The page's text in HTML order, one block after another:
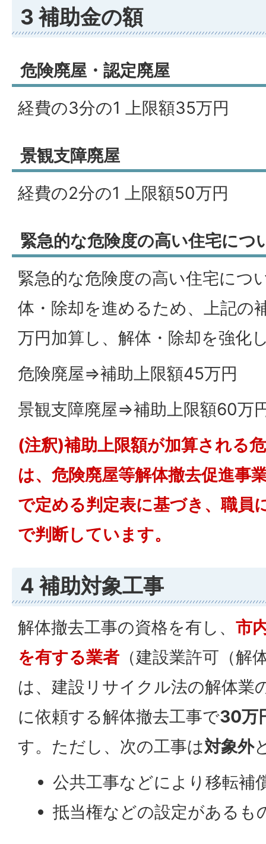
3 補助金の額
危険廃屋・認定廃屋
経費の3分の1 上限額35万円
景観支障廃屋
経費の2分の1 上限額50万円
緊急的な危険度の高い住宅につ
緊急的な危険度の高い住宅につ
体・除却を進めるため、上記の
万円加算し、解体・除却を強化
危険廃屋⇒補助上限額45万円
景観支障廃屋⇒補助上限額60万
(注釈)補助上限額が加算される
は、危険廃屋等解体撤去促進事
で定める判定表に基づき、職員
で判断しています。
4 補助対象工事
解体撤去工事の資格を有し、 市
を有する業者 （建設業許可（解
は、建設リサイクル法の解体業
に依頼する解体撤去工事で30万
す。ただし、次の工事は対象外
公共工事などにより移転補
抵当権などの設定があるも